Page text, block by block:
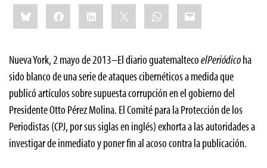
Share
this:BlueskyFacebookLinkedIn WhatsApp
Email
Nueva York, 2 mayo de 2013–El diario guatemaltecoelPeriódicoha
sido blanco de una serie de ataques cibernéticos a medida que
publicó artículos sobre supuesta corrupción en el gobierno del
Presidente Otto Pérez Molina. El Comité para la Protección de los
Periodistas (CPJ, por sus siglas en inglés) exhorta a las autoridades a
investigar de inmediato y poner fin al acoso contra la publicación.